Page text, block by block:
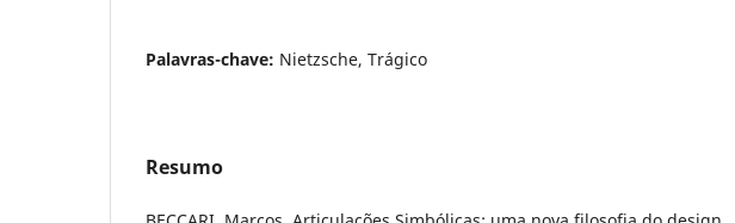
Palavras-chave: Nietzsche, Trágico
Resumo